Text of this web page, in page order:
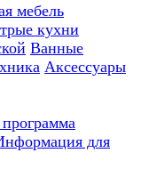
мебель
кухни
Ванные
Аксессуары
для